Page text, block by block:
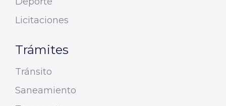
Licitaciones
Trámites
Tránsito
Saneamiento